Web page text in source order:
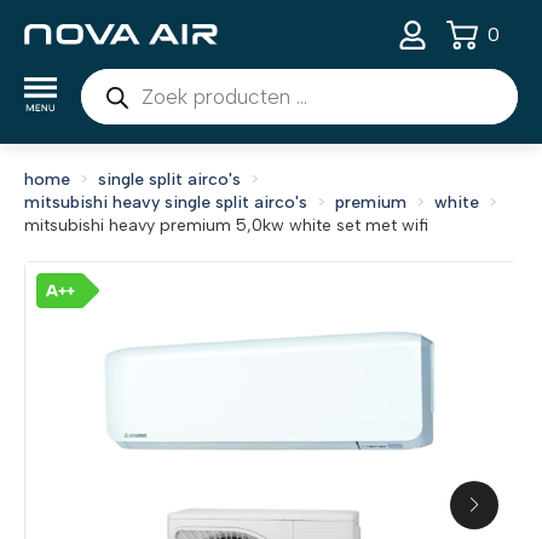
Producten
zoeken
0
home
single split airco's
mitsubishi heavy single split airco's
premium
white
mitsubishi heavy premium 5,0kw white set met wifi